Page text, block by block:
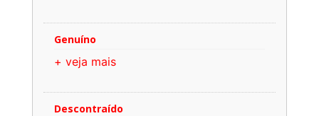
Genuíno
+ veja mais
Descontraído